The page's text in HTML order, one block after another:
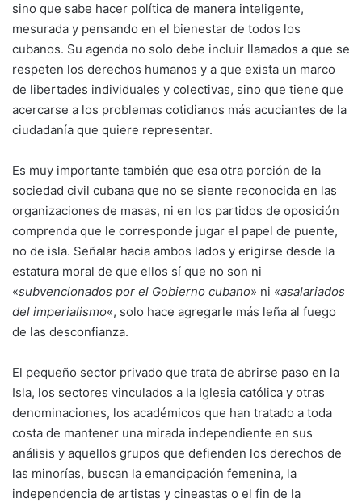
sino que sabe hacer política de manera inteligente,
mesurada y pensando en el bienestar de todos los
cubanos. Su agenda no solo debe incluir llamados a que se
respeten los derechos humanos y a que exista un marco
de libertades individuales y colectivas, sino que tiene que
acercarse a los problemas cotidianos más acuciantes de la
ciudadanía que quiere representar.
Es muy importante también que esa otra porción de la
sociedad civil cubana que no se siente reconocida en las
organizaciones de masas, ni en los partidos de oposición
comprenda que le corresponde jugar el papel de puente,
no de isla. Señalar hacia ambos lados y erigirse desde la
estatura moral de que ellos sí que no son ni
«subvencionados por el Gobierno cubano» ni «asalariados
del imperialismo«, solo hace agregarle más leña al fuego
de las desconfianza.
El pequeño sector privado que trata de abrirse paso en la
Isla, los sectores vinculados a la Iglesia católica y otras
denominaciones, los académicos que han tratado a toda
costa de mantener una mirada independiente en sus
análisis y aquellos grupos que defienden los derechos de
las minorías, buscan la emancipación femenina, la
independencia de artistas y cineastas o el fin de la